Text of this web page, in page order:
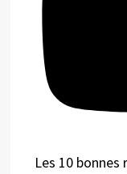
Les 10 bonnes